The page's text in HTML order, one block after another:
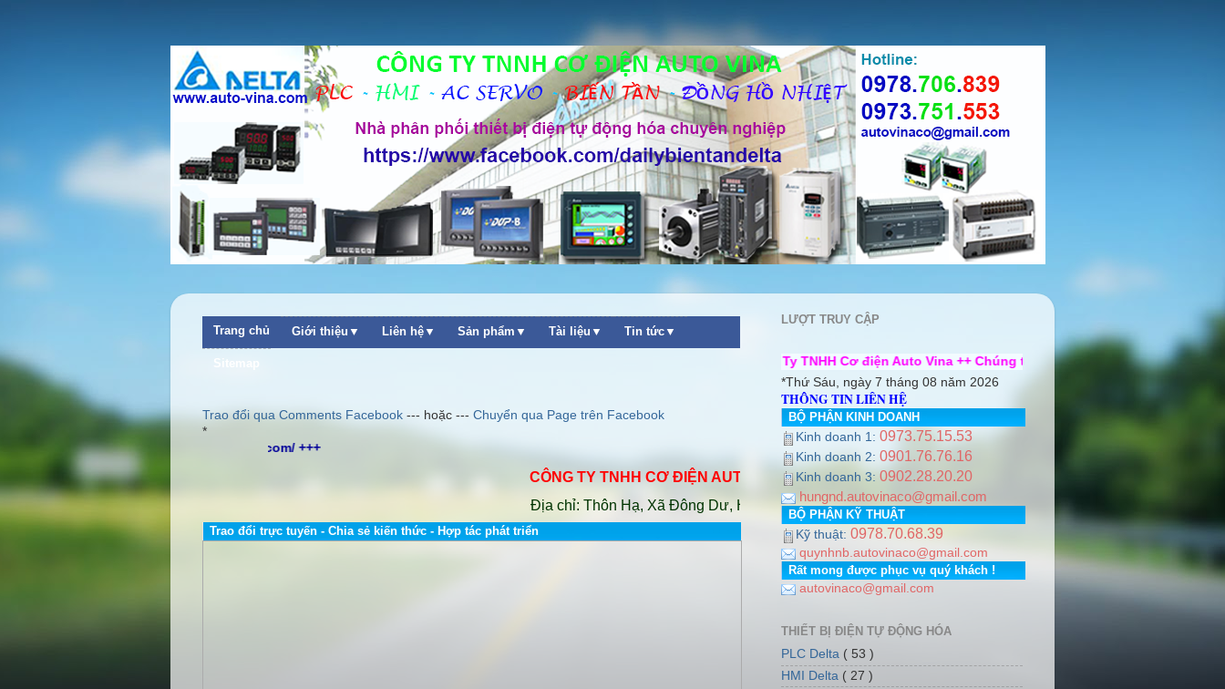
Trang chủ Giới thiệu▼ Liên hệ▼ Sản phẩm▼ Tài liệu▼ Tin tức▼
Sitemap
Trao đổi qua Comments Facebook --- hoặc --- Chuyển qua Page trên Facebook
*
http://www.dailybientandelta.com/ +++ http://www.auto-vina.com/ +++
CÔNG TY TNHH CƠ ĐIỆN AUTO VINA Hotline 0978.706.839 / 0973.751.553
Địa chỉ: Thôn Hạ, Xã Đông Dư, Huyện Gia Lâm, Thành phố Hà Nội. PGD: Số nhà 7, dãy 5, tổ dân phố số 12,
Trao đổi trực tuyến - Chia sẻ kiến thức - Hợp tác phát triển
LƯỢT TRUY CẬP
++ Chào mừng quý khách ghé thăm website Công Ty TNHH Cơ điện Auto Vina ++ Chúng tôi rất mong được hợp tác cùng quý khách
*Thứ Sáu, ngày 7 tháng 08 năm 2026
THÔNG TIN LIÊN HỆ
BỘ PHẬN KINH DOANH
Kinh doanh 1: 0973.75.15.53
Kinh doanh 2: 0901.76.76.16
Kinh doanh 3: 0902.28.20.20
hungnd.autovinaco@gmail.com
BỘ PHẬN KỸ THUẬT
Kỹ thuật: 0978.70.68.39
quynhnb.autovinaco@gmail.com
Rất mong được phục vụ quý khách !
autovinaco@gmail.com
THIẾT BỊ ĐIỆN TỰ ĐỘNG HÓA
PLC Delta ( 53 )
HMI Delta ( 27 )